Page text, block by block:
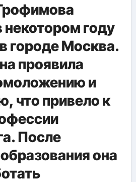
некотором году
городе Москва.
проявила
и
что привело к
После
она